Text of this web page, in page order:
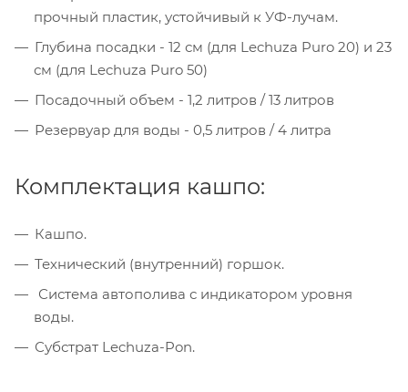
прочный пластик, устойчивый к УФ-лучам.
Глубина посадки - 12 см (для Lechuza Puro 20) и 23
см (для Lechuza Puro 50)
Посадочный объем - 1,2 литров / 13 литров
Резервуар для воды - 0,5 литров / 4 литра
Комплектация кашпо:
Кашпо.
Технический (внутренний) горшок.
Система автополива с индикатором уровня
воды.
Субстрат Lechuza-Pon.